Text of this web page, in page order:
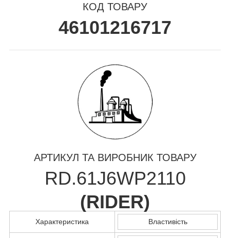
КОД ТОВАРУ
46101216717
АРТИКУЛ ТА ВИРОБНИК ТОВАРУ
RD.61J6WP2110
(RIDER)
Характеристика Властивість